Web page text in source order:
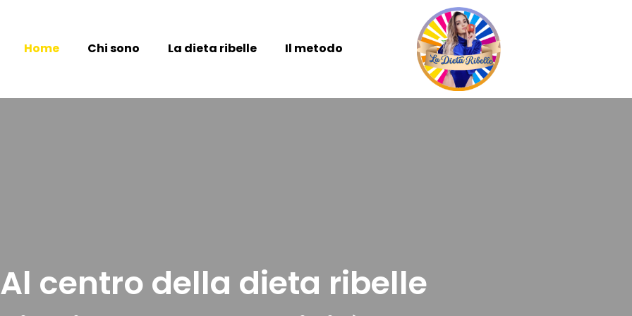
Home Chi sono La dieta ribelle Il metodo
Al centro della dieta ribelle